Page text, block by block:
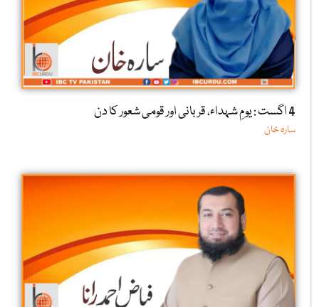
4 اگست : یومِ شہداء، قربانی اور قومی شعور کا دن
سارہ خان